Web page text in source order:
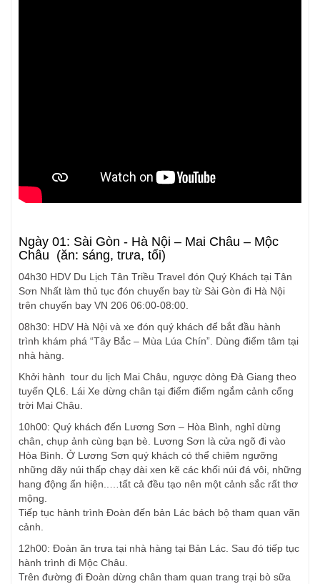
Ngày 01: Sài Gòn - Hà Nội – Mai Châu – Mộc
Châu (ăn: sáng, trưa, tối)
04h30 HDV Du Lịch Tân Triều Travel đón Quý Khách tại Tân
Sơn Nhất làm thủ tục đón chuyến bay từ Sài Gòn đi Hà Nội
trên chuyến bay VN 206 06:00-08:00.
08h30: HDV Hà Nội và xe đón quý khách để bắt đầu hành
trình khám phá “Tây Bắc – Mùa Lúa Chín”. Dùng điểm tâm tại
nhà hàng.
Khởi hành tour du lịch Mai Châu, ngược dòng Đà Giang theo
tuyến QL6. Lái Xe dừng chân tại điểm điểm ngắm cảnh cổng
trời Mai Châu.
10h00: Quý khách đến Lương Sơn – Hòa Bình, nghỉ dừng
chân, chụp ảnh cùng bạn bè. Lương Sơn là cửa ngõ đi vào
Hòa Bình. Ở Lương Sơn quý khách có thể chiêm ngưỡng
những dãy núi thấp chạy dài xen kẽ các khối núi đá vôi, những
hang động ẩn hiện..…tất cả đều tạo nên một cảnh sắc rất thơ
mộng.
Tiếp tục hành trình Đoàn đến bản Lác bách bộ tham quan vãn
cảnh.
12h00: Đoàn ăn trưa tại nhà hàng tại Bản Lác. Sau đó tiếp tục
hành trình đi Mộc Châu.
Trên đường đi Đoàn dừng chân tham quan trang trại bò sữa